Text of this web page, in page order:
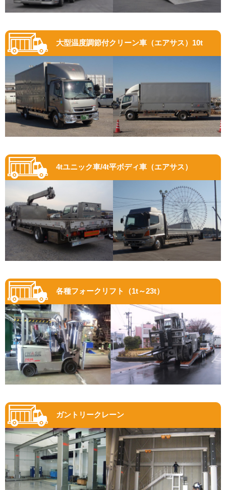
大型温度調節付クリーン車（エアサス）10t
4tユニック車/4t平ボディ車（エアサス）
各種フォークリフト（1t～23t）
ガントリークレーン